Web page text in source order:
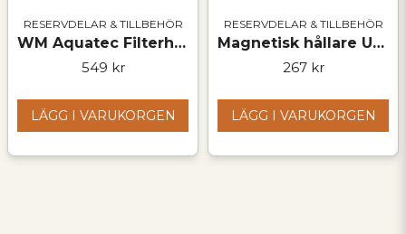
RESERVDELAR & TILLBEHÖR
WM Aquatec Filterhus – storlek S
549 kr
LÄGG I VARUKORGEN
RESERVDELAR & TILLBEHÖR
Magnetisk hållare UNI – universell
267 kr
LÄGG I VARUKORGEN